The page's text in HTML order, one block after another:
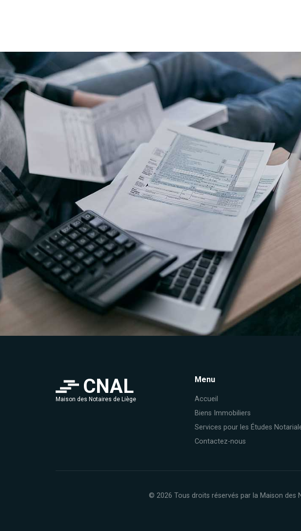
CNAL
Maison des Notaires de Liège
Menu
Accueil
Biens Immobiliers
Services pour les Études
Contactez-nous
© 2026 Tous droits réservés par la Maison des